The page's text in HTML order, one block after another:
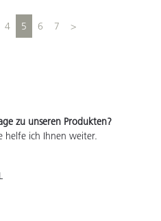
4 5 6 7 >
zu unseren Produkten?
helfe ich Ihnen weiter.